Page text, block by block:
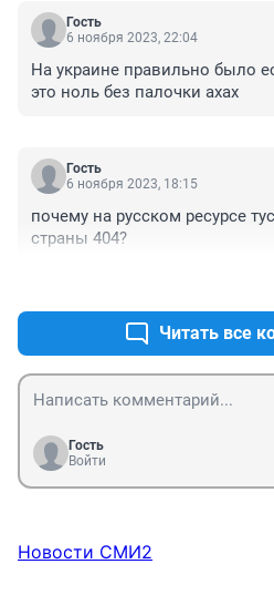
Гость
6 ноября 2023, 22:04
На украине правильно было
это ноль без палочки ахах
Гость
6 ноября 2023, 18:15
почему на русском ресурсе
страны 404?
Читать все
Гость
Войти
Новости СМИ2